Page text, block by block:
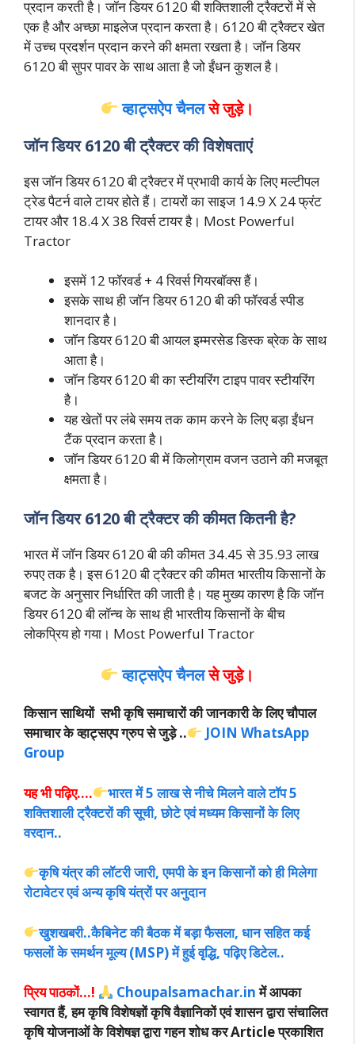
प्रदान करती है। जॉन डियर 6120 बी शक्तिशाली ट्रैक्टरों में से
एक है और अच्छा माइलेज प्रदान करता है। 6120 बी ट्रैक्टर खेत
में उच्च प्रदर्शन प्रदान करने की क्षमता रखता है। जॉन डियर
6120 बी सुपर पावर के साथ आता है जो ईंधन कुशल है।
व्हाट्सऐप चैनलसे जुड़े।
जॉन डियर 6120 बी ट्रैक्टर की विशेषताएं
इस जॉन डियर 6120 बी ट्रैक्टर में प्रभावी कार्य के लिए मल्टीपल
ट्रेड पैटर्न वाले टायर होते हैं। टायरों का साइज 14.9 X 24 फ्रंट
टायर और 18.4 X 38 रिवर्स टायर है। Most Powerful
Tractor
इसमें 12 फॉरवर्ड + 4 रिवर्स गियरबॉक्स हैं।
इसके साथ ही जॉन डियर 6120 बी की फॉरवर्ड स्पीड
शानदार है।
जॉन डियर 6120 बी आयल इम्मरसेड डिस्क ब्रेक के साथ
आता है।
जॉन डियर 6120 बी का स्टीयरिंग टाइप पावर स्टीयरिंग
है।
यह खेतों पर लंबे समय तक काम करने के लिए बड़ा ईंधन
टैंक प्रदान करता है।
जॉन डियर 6120 बी में किलोग्राम वजन उठाने की मजबूत
क्षमता है।
जॉन डियर 6120 बी ट्रैक्टर की कीमत कितनी है?
भारत में जॉन डियर 6120 बी की कीमत 34.45 से 35.93 लाख
रुपए तक है। इस 6120 बी ट्रैक्टर की कीमत भारतीय किसानों के
बजट के अनुसार निर्धारित की जाती है। यह मुख्य कारण है कि जॉन
डियर 6120 बी लॉन्च के साथ ही भारतीय किसानों के बीच
लोकप्रिय हो गया। Most Powerful Tractor
व्हाट्सऐप चैनलसे जुड़े।
किसान साथियों सभी कृषि समाचारों की जानकारी के लिए चौपाल
समाचार के व्हाट्सएप ग्रुप से जुड़े ..
JOIN WhatsApp
Group
यह भी पढ़िए….
भारत में 5 लाख से नीचे मिलने वाले टॉप 5
शक्तिशाली ट्रैक्टरों की सूची, छोटे एवं मध्यम किसानों के लिए
वरदान..
कृषि यंत्र की लॉटरी जारी, एमपी के इन किसानों को ही मिलेगा
रोटावेटर एवं अन्य कृषि यंत्रों पर अनुदान
खुशखबरी..कैबिनेट की बैठक में बड़ा फैसला, धान सहित कई
फसलों के समर्थन मूल्य (MSP) में हुई वृद्धि, पढ़िए डिटेल..
प्रिय पाठकों…! Choupalsamachar.inमें आपका
स्वागत हैं, हम कृषि विशेषज्ञों कृषि वैज्ञानिकों एवं शासन द्वारा संचालित
कृषि योजनाओं के विशेषज्ञ द्वारा गहन शोध कर Article प्रकाशित